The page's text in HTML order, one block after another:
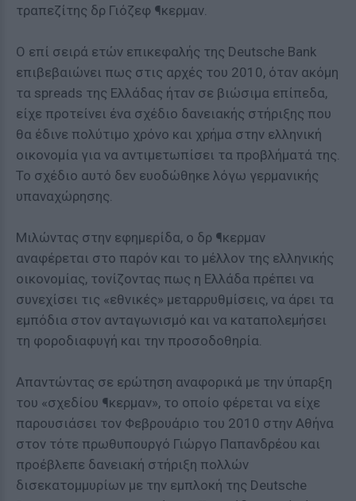
τραπεζίτης δρ Γιόζεφ ¶κερμαν.
Ο επί σειρά ετών επικεφαλής της Deutsche Bank
επιβεβαιώνει πως στις αρχές του 2010, όταν ακόμη
τα spreads της Ελλάδας ήταν σε βιώσιμα επίπεδα,
είχε προτείνει ένα σχέδιο δανειακής στήριξης που
θα έδινε πολύτιμο χρόνο και χρήμα στην ελληνική
οικονομία για να αντιμετωπίσει τα προβλήματά της.
Το σχέδιο αυτό δεν ευοδώθηκε λόγω γερμανικής
υπαναχώρησης.
Μιλώντας στην εφημερίδα, ο δρ ¶κερμαν
αναφέρεται στο παρόν και το μέλλον της ελληνικής
οικονομίας, τονίζοντας πως η Ελλάδα πρέπει να
συνεχίσει τις «εθνικές» μεταρρυθμίσεις, να άρει τα
εμπόδια στον ανταγωνισμό και να καταπολεμήσει
τη φοροδιαφυγή και την προσοδοθηρία.
Απαντώντας σε ερώτηση αναφορικά με την ύπαρξη
του «σχεδίου ¶κερμαν», το οποίο φέρεται να είχε
παρουσιάσει τον Φεβρουάριο του 2010 στην Αθήνα
στον τότε πρωθυπουργό Γιώργο Παπανδρέου και
προέβλεπε δανειακή στήριξη πολλών
δισεκατομμυρίων με την εμπλοκή της Deutsche